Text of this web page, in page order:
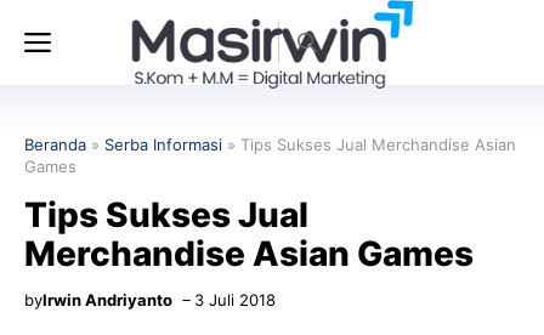
Menu
Beranda » Serba Informasi » Tips Sukses Jual Merchandise Asian
Games
Tips Sukses Jual
Merchandise Asian Games
byIrwin Andriyanto 3 Juli 2018